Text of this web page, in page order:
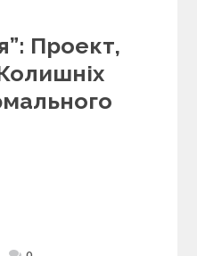
Проект,